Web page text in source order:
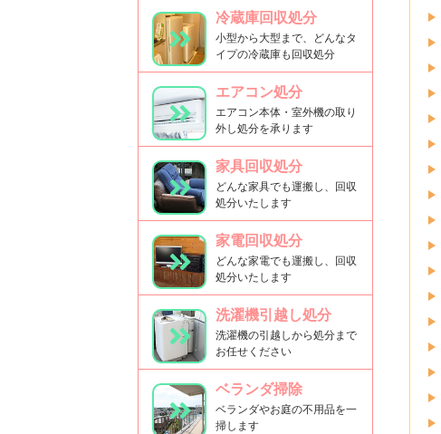
冷蔵庫回収処分
小型から大型まで、どんなタ
イプの冷蔵庫も回収処分
エアコン処分
エアコン本体・室外機の取り
外し処分を承ります
家具回収処分
どんな家具でも運搬し、回収
処分いたします
家電回収処分
どんな家電でも運搬し、回収
処分いたします
洗濯機引越し処分
洗濯機の引越しから処分まで
お任せください
ベランダ掃除
ベランダやお庭の不用品を一
掃します